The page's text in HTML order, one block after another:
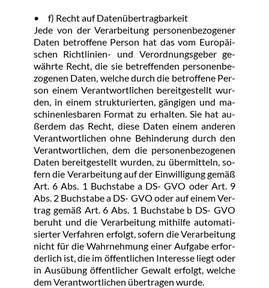
•	f) Recht auf Da­ten­über­trag­bar­keit
Je­de von der Ver­ar­bei­tung per­so­nen­be­zo­ge­ner
Da­ten be­trof­fe­ne Per­son hat das vom Eu­ro­päi­
schen Richt­li­ni­en- und Ver­ord­nungs­ge­ber ge­
währ­te Recht, die sie be­tref­fen­den per­so­nen­be­
zo­ge­nen Da­ten, wel­che durch die be­trof­fe­ne Per­
son ei­nem Ver­ant­wort­li­chen be­reit­ge­stellt wur­
den, in ei­nem struk­tu­rier­ten, gän­gi­gen und ma­
schi­nen­les­ba­ren For­mat zu er­hal­ten. Sie hat au­
ßer­dem das Recht, die­se Da­ten ei­nem an­de­ren
Ver­ant­wort­li­chen oh­ne Be­hin­de­rung durch den
Ver­ant­wort­li­chen, dem die per­so­nen­be­zo­ge­nen
Da­ten be­reit­ge­stellt wur­den, zu über­mit­teln, so­
fern die Ver­ar­bei­tung auf der Ein­wil­li­gung ge­mäß
Art. 6 Abs. 1 Buch­sta­be a DS- GVO oder Art. 9
Abs. 2 Buch­sta­be a DS- GVO oder auf ei­nem Ver­
trag ge­mäß Art. 6 Abs. 1 Buch­sta­be b DS- GVO
be­ruht und die Ver­ar­bei­tung mit­hil­fe au­to­ma­ti­
sier­ter Ver­fah­ren er­folgt, so­fern die Ver­ar­bei­tung
nicht für die Wahr­neh­mung ei­ner Auf­ga­be er­for­
der­lich ist, die im öf­f­ent­li­chen In­ter­es­se liegt oder
in Aus­übung öf­f­ent­li­cher Ge­walt er­folgt, wel­che
dem Ver­ant­wort­li­chen über­tra­gen wur­de.